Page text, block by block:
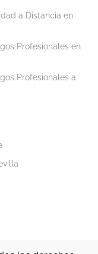
a Distancia en
Profesionales en
Profesionales a